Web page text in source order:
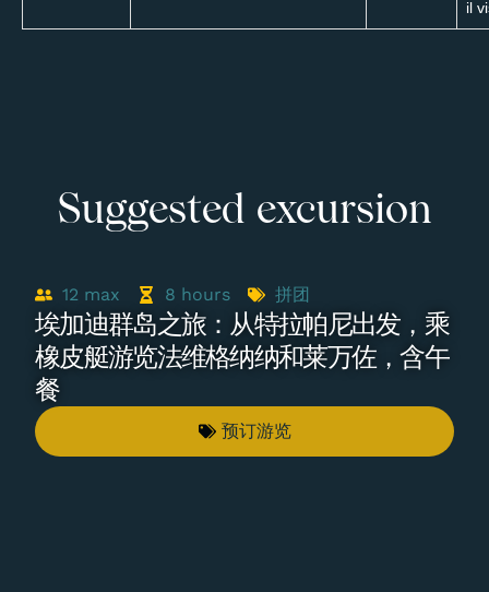
il
Suggested excursion
12 max 8 hours 拼团
埃加迪群岛之旅：从特拉帕尼出发，乘
橡皮艇游览法维格纳纳和莱万佐，含午
餐
预订游览